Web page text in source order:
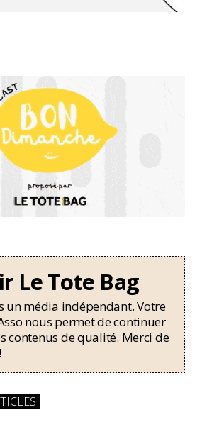
Le Tote Bag
un média indépendant. Votre
nous permet de continuer
contenus de qualité. Merci de